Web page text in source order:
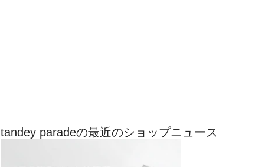
tandey paradeの最近のショップニュース